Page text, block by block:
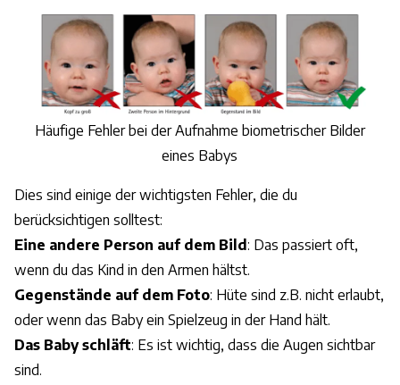
Häufige Fehler bei der Aufnahme biometrischer Bilder
eines Babys
Dies sind einige der wichtigsten Fehler, die du
berücksichtigen solltest:
Eine andere Person auf dem Bild: Das passiert oft,
wenn du das Kind in den Armen hältst.
Gegenstände auf dem Foto: Hüte sind z.B. nicht erlaubt,
oder wenn das Baby ein Spielzeug in der Hand hält.
Das Baby schläft: Es ist wichtig, dass die Augen sichtbar
sind.